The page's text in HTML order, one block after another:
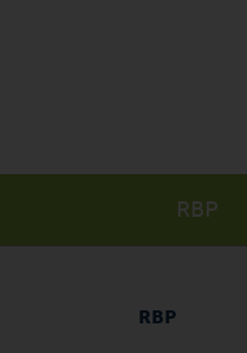
RBP
RBP